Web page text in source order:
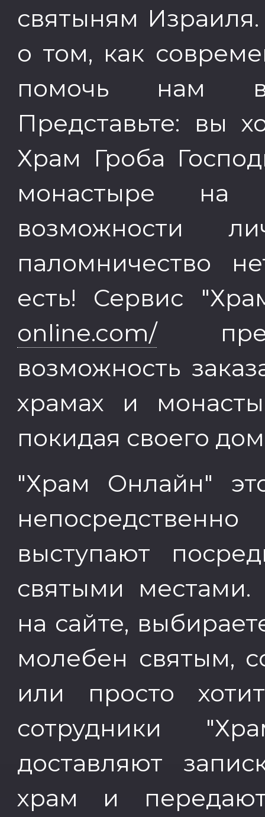
святыням
о том, как
помочь нам в
Представьте: вы
Храм Гроба
монастыре
возможности
паломничество
есть! Сервис
online.com/
возможность
храмах и
покидая своего
"Храм Онлайн"
выступают
святыми
на сайте,
молебен святым,
или просто
сотрудники
доставляют
храм и